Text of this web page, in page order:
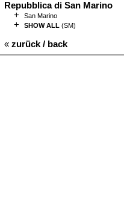
Repubblica di San Marino
+
San Marino
+ SHOW ALL (SM)
« zurück / back